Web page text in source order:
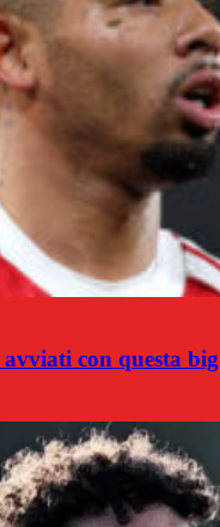
con questa big